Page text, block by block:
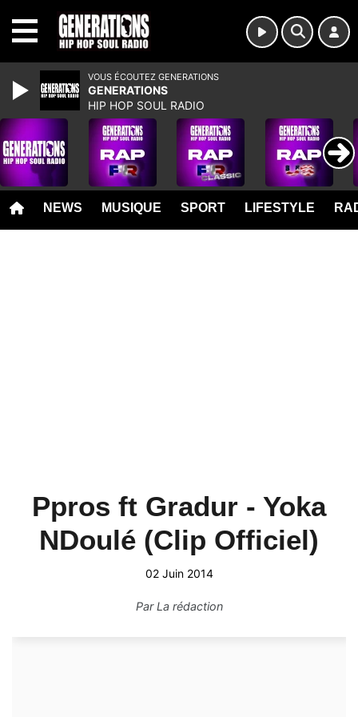
NEWS MUSIQUE SPORT LIFESTYLE
Ppros ft Gradur - Yoka
NDoulé (Clip Officiel)
02 Juin 2014
ParLa rédaction
VOUS ÉCOUTEZ GENERATIONS
GENERATIONS
HIP HOP SOUL RADIO